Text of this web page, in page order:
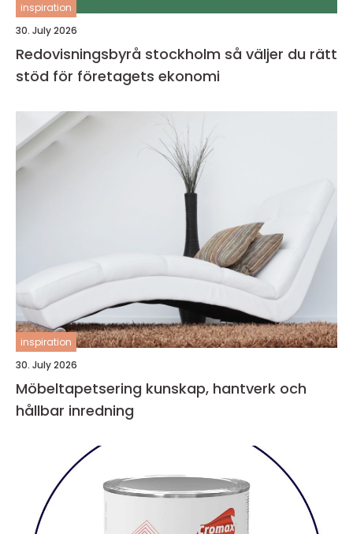
inspiration
30. July 2026
Redovisningsbyrå stockholm så väljer du rätt
stöd för företagets ekonomi
inspiration
30. July 2026
Möbeltapetsering kunskap, hantverk och
hållbar inredning